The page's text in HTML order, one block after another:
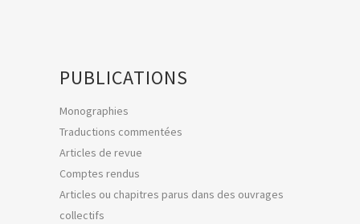
PUBLICATIONS
Monographies
Traductions commentées
Articles de revue
Comptes rendus
Articles ou chapitres parus dans des ouvrages
collectifs